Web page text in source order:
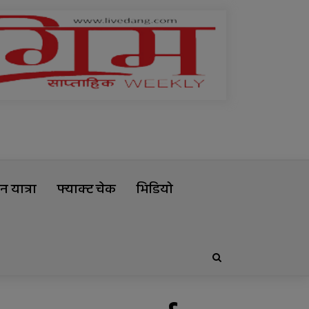
यात्रा फ्याक्ट चेक
भिडियो